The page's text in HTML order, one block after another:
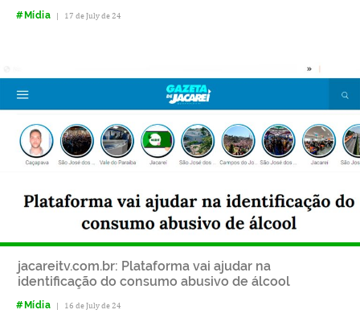
#Mídia | 17 de July de 24
jacareitv.com.br: Plataforma vai ajudar na
identificação do consumo abusivo de álcool
#Mídia | 16 de July de 24